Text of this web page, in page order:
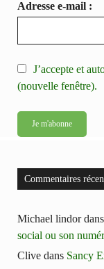
Adresse e-mail :
J’accepte et
(nouvelle fenêtre).
Commentaires
Michael lindordans
social ou son
Clive dans Sancy